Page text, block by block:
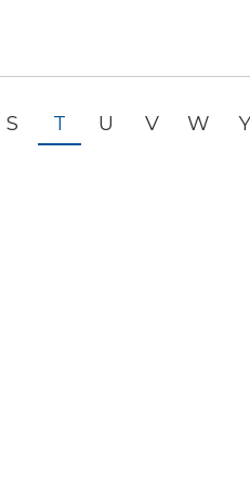
S T U V W Y